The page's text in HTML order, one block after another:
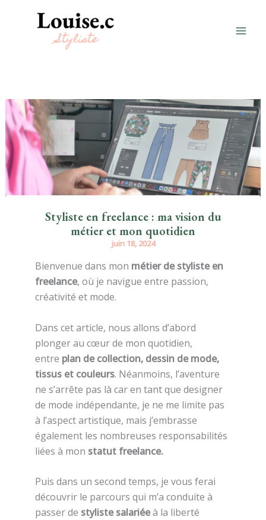
Styliste en freelance : ma vision du
métier et mon quotidien
juin 18, 2024
Bienvenue dans mon métier de styliste en
freelance, où je navigue entre passion,
créativité et mode.
Dans cet article, nous allons d’abord
plonger au cœur de mon quotidien,
entre plan de collection, dessin de mode,
tissus et couleurs. Néanmoins, l’aventure
ne s’arrête pas là car en tant que designer
de mode indépendante, je ne me limite pas
à l’aspect artistique, mais j’embrasse
également les nombreuses responsabilités
liées à mon statut freelance.
Puis dans un second temps, je vous ferai
découvrir le parcours qui m’a conduite à
passer de styliste salariéeà la liberté